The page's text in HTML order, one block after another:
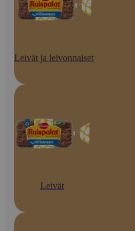
Leivät ja leivonnaiset
Leivät